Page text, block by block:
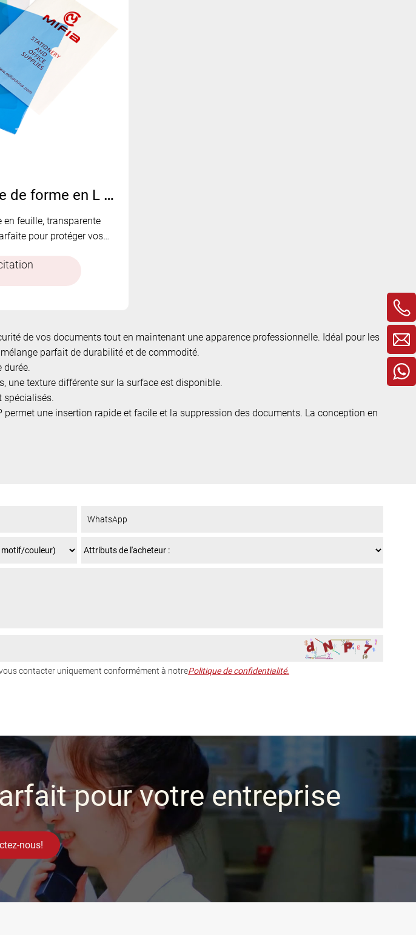
Sleeve de feuille de forme en L colorée | MFO-052
en feuille, transparente
pour protéger vos
de vos documents tout en maintenant une apparence professionnelle. Idéal pour les
parfait de durabilité et de commodité.
durée.
texture différente sur la surface est disponible.
spécialisés.
une insertion rapide et facile et la suppression des documents. La conception en
contacter uniquement conformément à notrePolitique de confidentialité.
pour votre entreprise
nous!